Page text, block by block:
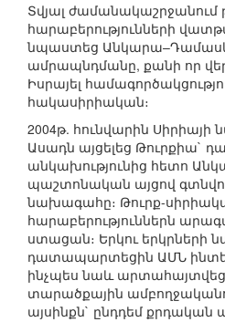
Տվյալ ժամանակաշրջանում
հարաբերությունների
նպաստեց
ամրապնդմանը, քանի որ
Իսրայել
հակասիրիական։
2004թ. հունվարին
Ասադն այցելեց Թուրքիա`
անկախությունից հետո
պաշտոնական այցով
նախագահը։ Թուրք-
հարաբերություններն
ստացան։ Երկու երկրների
դատապարտեցին ԱՄՆ
ինչպես նաև
տարածքային
այսինքն` ընդդեմ քրդական